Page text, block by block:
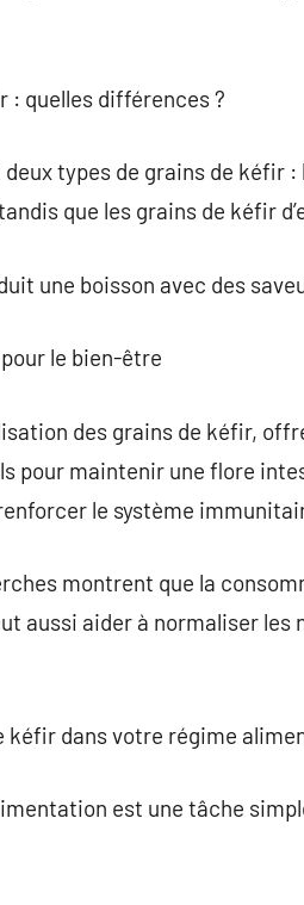
: quelles différences ?
types de grains de kéfir
que les grains de kéfir
une boisson avec des
le bien-être
des grains de kéfir,
pour maintenir une flore
le système
montrent que la
aussi aider à normaliser les
kéfir dans votre régime
est une tâche